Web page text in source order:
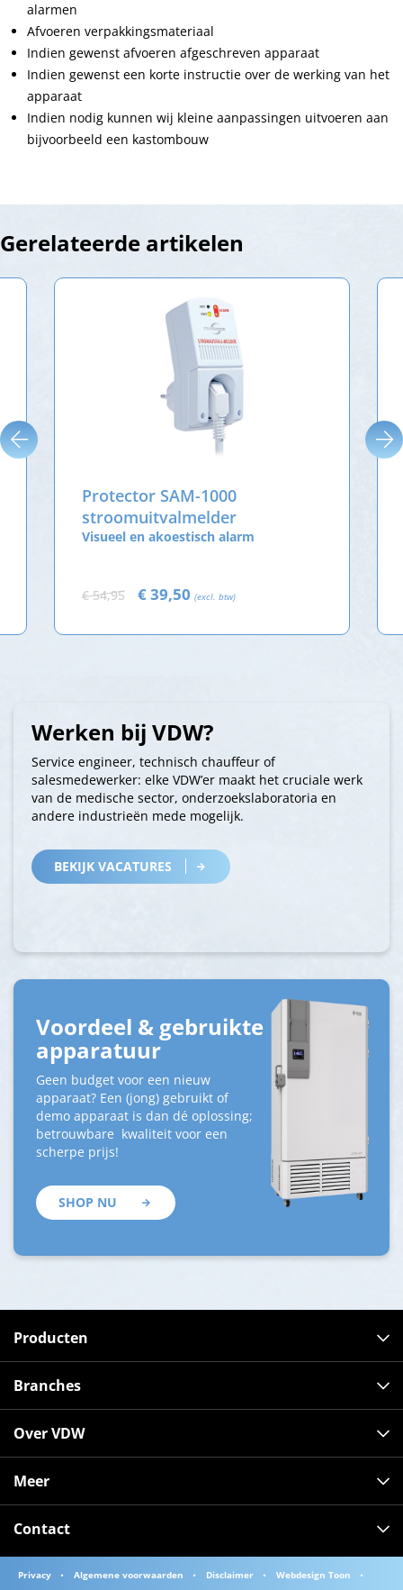
alarmen
Afvoeren verpakkingsmateriaal
Indien gewenst afvoeren afgeschreven apparaat
Indien gewenst een korte instructie over de werking van het
apparaat
Indien nodig kunnen wij kleine aanpassingen uitvoeren aan
bijvoorbeeld een kastombouw
Gerelateerde artikelen
Protector SAM-1000
stroomuitvalmelder
Visueel en akoestisch alarm
€ 54,95 € 39,50(excl. btw)
Werken bij VDW?
Service engineer, technisch chauffeur of
salesmedewerker: elke VDW’er maakt het cruciale werk
van de medische sector, onderzoekslaboratoria en
andere industrieën mede mogelijk.
BEKIJK VACATURES
Voordeel & gebruikte
apparatuur
Geen budget voor een nieuw
apparaat? Een (jong) gebruikt of
demo apparaat is dan dé oplossing;
betrouwbare kwaliteit voor een
scherpe prijs!
SHOP NU
Producten
Branches
Over VDW
Meer
Contact
Privacy Algemene voorwaarden Disclaimer Webdesign Toon